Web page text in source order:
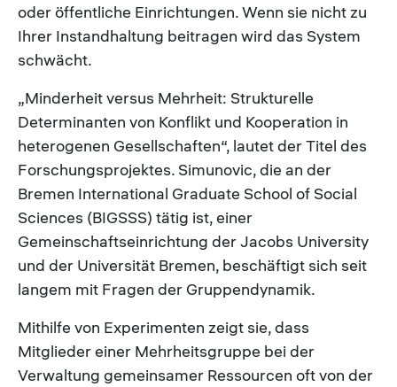
oder öffentliche Einrichtungen. Wenn sie nicht zu
Ihrer Instandhaltung beitragen wird das System
schwächt.
„Minderheit versus Mehrheit: Strukturelle
Determinanten von Konflikt und Kooperation in
heterogenen Gesellschaften“, lautet der Titel des
Forschungsprojektes. Simunovic, die an der
Bremen International Graduate School of Social
Sciences (BIGSSS) tätig ist, einer
Gemeinschaftseinrichtung der Jacobs University
und der Universität Bremen, beschäftigt sich seit
langem mit Fragen der Gruppendynamik.
Mithilfe von Experimenten zeigt sie, dass
Mitglieder einer Mehrheitsgruppe bei der
Verwaltung gemeinsamer Ressourcen oft von der